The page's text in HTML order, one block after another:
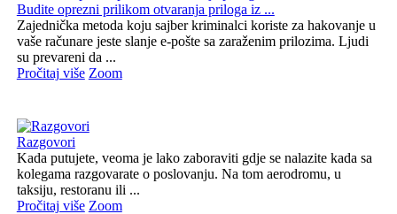
Budite oprezni prilikom otvaranja priloga iz ...
Zajednička metoda koju sajber kriminalci koriste za hakovanje u
vaše računare jeste slanje e-pošte sa zaraženim prilozima. Ljudi
su prevareni da ...
Pročitaj više Zoom
Razgovori
Kada putujete, veoma je lako zaboraviti gdje se nalazite kada sa
kolegama razgovarate o poslovanju. Na tom aerodromu, u
taksiju, restoranu ili ...
Pročitaj više Zoom